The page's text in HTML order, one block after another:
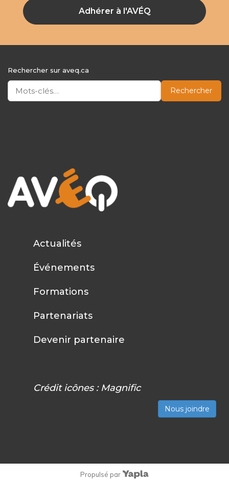
Adhérer à l'AVÉQ
Rechercher sur aveq.ca
Rechercher
Actualités
Événements
Formations
Partenariats
Devenir partenaire
Crédit icônes : Magnific
Nous joindre
Propulsé par